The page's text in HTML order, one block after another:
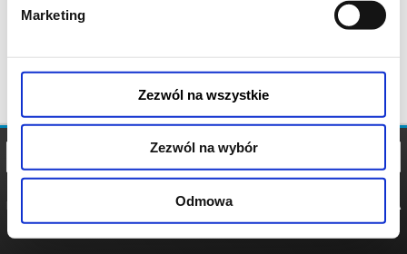
Marketing
Zezwól na wszystkie
Zezwól na wybór
Odmowa
POLITYKA
POLITYKA